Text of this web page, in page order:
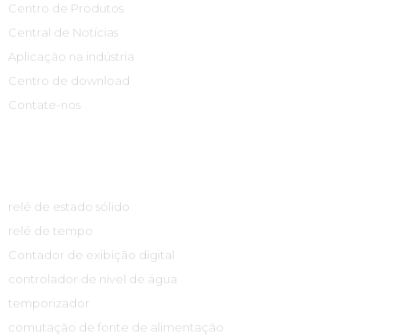
Centro de Produtos
Central de Notícias
Aplicação na indústria
Centro de download
Contate-nos
relé de estado sólido
relé de tempo
Contador de exibição digital
controlador de nível de água
temporizador
comutação de fonte de alimentação